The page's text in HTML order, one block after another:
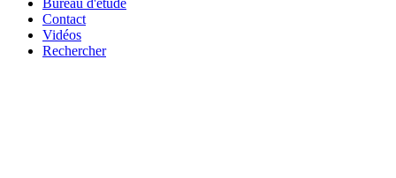
Bureau d'étude
Contact
Vidéos
Rechercher